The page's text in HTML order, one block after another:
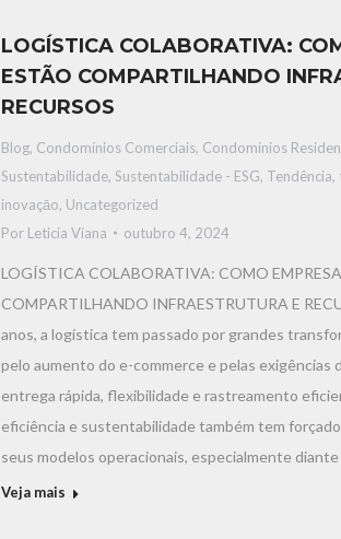
LOGÍSTICA COLABORATIVA:
ESTÃO COMPARTILHANDO
RECURSOS
Blog, Condomínios Comerciais, Condomínios
Sustentabilidade,Sustentabilidade - ESG,
inovaçāo, Uncategorized
Por Leticia Viana outubro 4, 2024
LOGÍSTICA COLABORATIVA: COMO
COMPARTILHANDO INFRAESTRUTURA E
anos, a logística tem passado por grandes
pelo aumento do e-commerce e pelas exigências
entrega rápida, flexibilidade e rastreamento
eficiência e sustentabilidade também tem
seus modelos operacionais, especialmente
Veja mais